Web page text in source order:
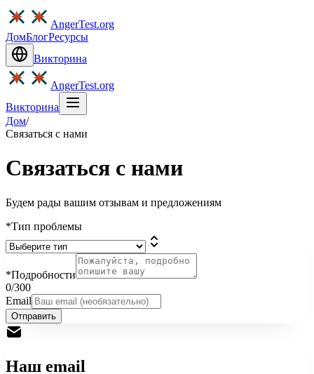
AngerTest.org
ДомБлогРесурсы
Викторина
AngerTest.org
Викторина
Дом/
Связаться с нами
Связаться с нами
Будем рады вашим отзывам и предложениям
*Тип проблемы
*Подробности
0/300
Email
Отправить
Наш email